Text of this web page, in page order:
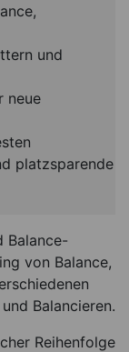
und
neue
platzsparende
Balance-
von Balance,
Balancieren.
Reihenfolge